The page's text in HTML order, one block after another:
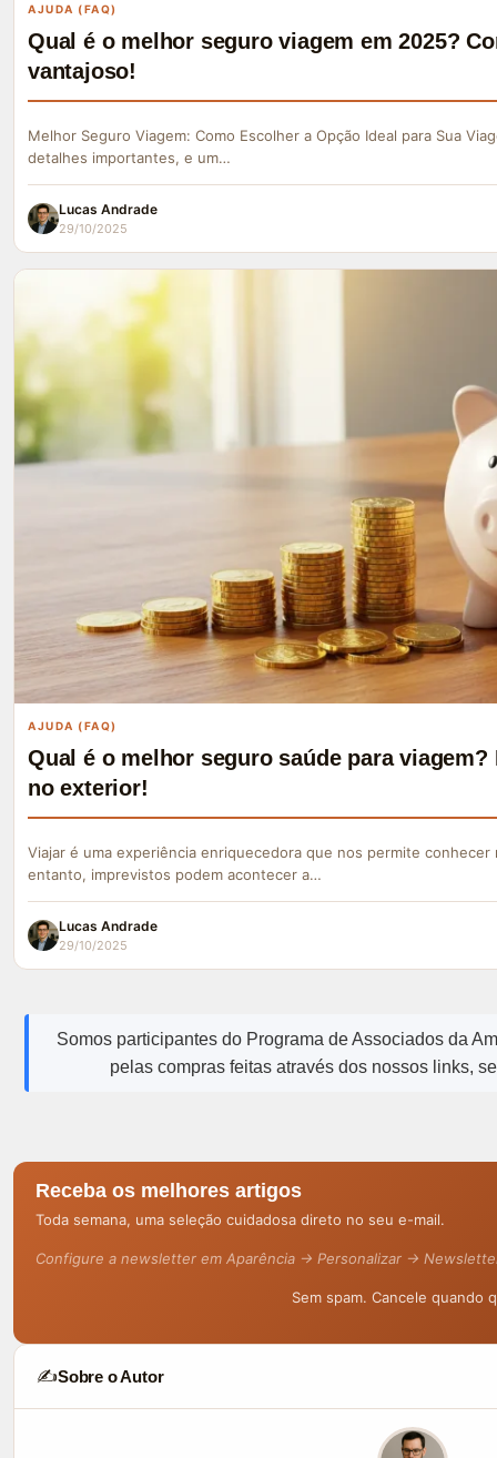
AJUDA (FAQ)
Qual é o melhor seguro viagem em 2025?
vantajoso!
Melhor Seguro Viagem: Como Escolher a Opção Ideal para Sua
detalhes importantes, e um…
Lucas Andrade
29/10/2025
AJUDA (FAQ)
Qual é o melhor seguro saúde para
no exterior!
Viajar é uma experiência enriquecedora que nos permite
entanto, imprevistos podem acontecer a…
Lucas Andrade
29/10/2025
Somos participantes do Programa de Associados da
pelas compras feitas através dos nossos links,
Receba os melhores artigos
Toda semana, uma seleção cuidadosa direto no seu e-mail.
Configure a newsletter em Aparência → Personalizar →
Sem spam. Cancele quando
✍️Sobre o Autor